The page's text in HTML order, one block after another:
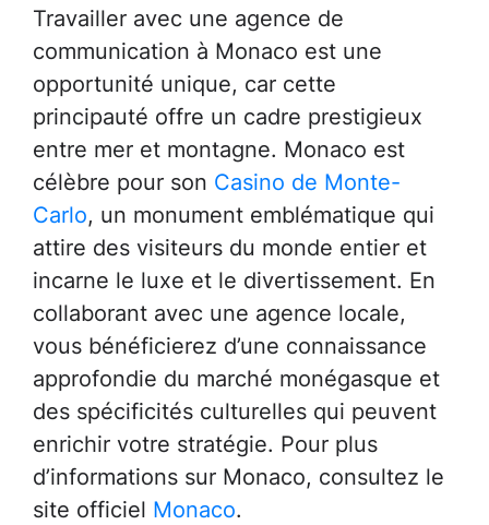
Travailler avec une agence de
communication à Monaco est une
opportunité unique, car cette
principauté offre un cadre prestigieux
entre mer et montagne. Monaco est
célèbre pour son Casino de Monte-
Carlo, un monument emblématique qui
attire des visiteurs du monde entier et
incarne le luxe et le divertissement. En
collaborant avec une agence locale,
vous bénéficierez d’une connaissance
approfondie du marché monégasque et
des spécificités culturelles qui peuvent
enrichir votre stratégie. Pour plus
d’informations sur Monaco, consultez le
site officiel Monaco.